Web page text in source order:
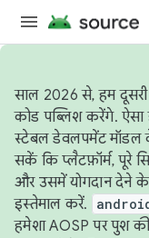
साल 2026 से, हम दूसरी
कोड पब्लिश करेंगे. ऐसा
स्टेबल डेवलपमेंट
सकें कि प्लैटफ़ॉर्म, पूरे
और उसमें योगदान देने
इस्तेमाल करें.
हमेशा AOSP पर पुश